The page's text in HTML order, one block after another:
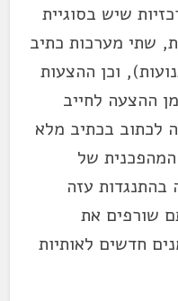
המרכזיות שיש בסוגיית
שתי מערכות כתיב
וכן ההצעות
ההצעה לחייב
לכתוב בכתיב מלא
של
עזה
שורפים את
חדשים לאותיות